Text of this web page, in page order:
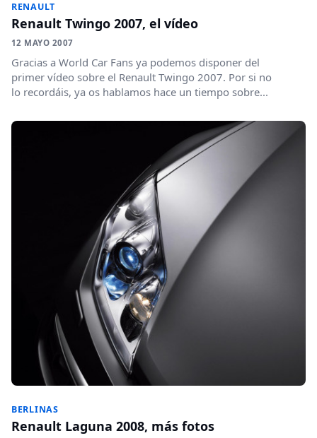
RENAULT
Renault Twingo 2007, el vídeo
12 MAYO 2007
Gracias a World Car Fans ya podemos disponer del
primer vídeo sobre el Renault Twingo 2007. Por si no
lo recordáis, ya os hablamos hace un tiempo sobre...
BERLINAS
Renault Laguna 2008, más fotos